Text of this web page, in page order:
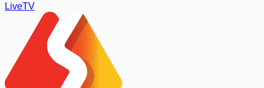
LiveTV